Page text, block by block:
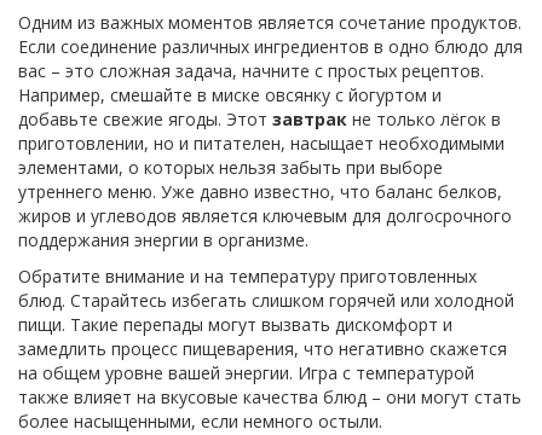
Одним из важных моментов является сочетание продуктов.
Если соединение различных ингредиентов в одно блюдо для
вас – это сложная задача, начните с простых рецептов.
Например, смешайте в миске овсянку с йогуртом и
добавьте свежие ягоды. Этот завтрак не только лёгок в
приготовлении, но и питателен, насыщает необходимыми
элементами, о которых нельзя забыть при выборе
утреннего меню. Уже давно известно, что баланс белков,
жиров и углеводов является ключевым для долгосрочного
поддержания энергии в организме.
Обратите внимание и на температуру приготовленных
блюд. Старайтесь избегать слишком горячей или холодной
пищи. Такие перепады могут вызвать дискомфорт и
замедлить процесс пищеварения, что негативно скажется
на общем уровне вашей энергии. Игра с температурой
также влияет на вкусовые качества блюд – они могут стать
более насыщенными, если немного остыли.